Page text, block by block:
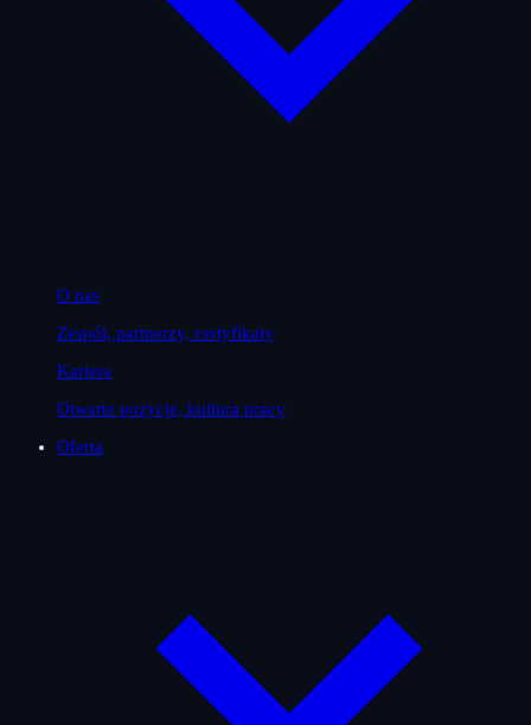
O nas
Zespół, partnerzy, certyfikaty
Kariera
Otwarte pozycje, kultura pracy
Oferta